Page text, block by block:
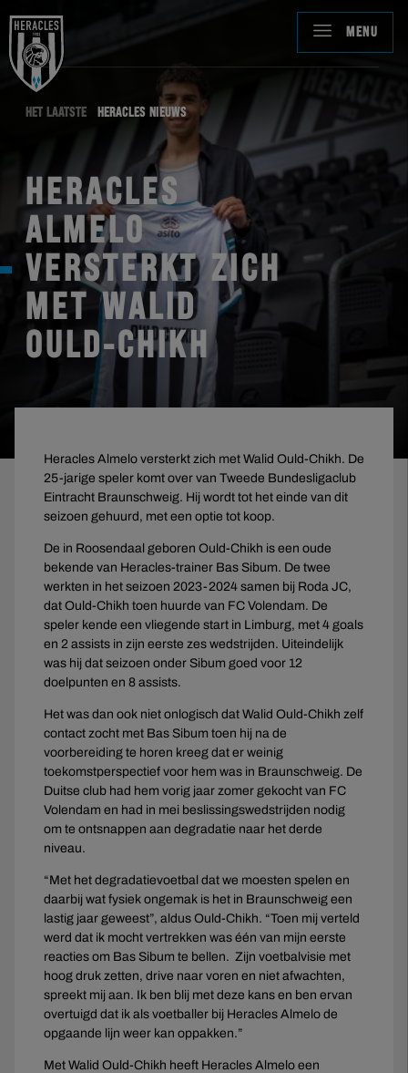
MENU
HET LAATSTE HERACLES NIEUWS
HERACLES
ALMELO
VERSTERKT ZICH
MET WALID
OULD-CHIKH
Heracles Almelo versterkt zich met Walid Ould-Chikh. De
25-jarige speler komt over van Tweede Bundesligaclub
Eintracht Braunschweig. Hij wordt tot het einde van dit
seizoen gehuurd, met een optie tot koop.
De in Roosendaal geboren Ould-Chikh is een oude
bekende van Heracles-trainer Bas Sibum. De twee
werkten in het seizoen 2023-2024 samen bij Roda JC,
dat Ould-Chikh toen huurde van FC Volendam. De
speler kende een vliegende start in Limburg, met 4 goals
en 2 assists in zijn eerste zes wedstrijden. Uiteindelijk
was hij dat seizoen onder Sibum goed voor 12
doelpunten en 8 assists.
Het was dan ook niet onlogisch dat Walid Ould-Chikh zelf
contact zocht met Bas Sibum toen hij na de
voorbereiding te horen kreeg dat er weinig
toekomstperspectief voor hem was in Braunschweig. De
Duitse club had hem vorig jaar zomer gekocht van FC
Volendam en had in mei beslissingswedstrijden nodig
om te ontsnappen aan degradatie naar het derde
niveau.
“Met het degradatievoetbal dat we moesten spelen en
daarbij wat fysiek ongemak is het in Braunschweig een
lastig jaar geweest”, aldus Ould-Chikh. “Toen mij verteld
werd dat ik mocht vertrekken was één van mijn eerste
reacties om Bas Sibum te bellen. Zijn voetbalvisie met
hoog druk zetten, drive naar voren en niet afwachten,
spreekt mij aan. Ik ben blij met deze kans en ben ervan
overtuigd dat ik als voetballer bij Heracles Almelo de
opgaande lijn weer kan oppakken.”
Met Walid Ould-Chikh heeft Heracles Almelo een